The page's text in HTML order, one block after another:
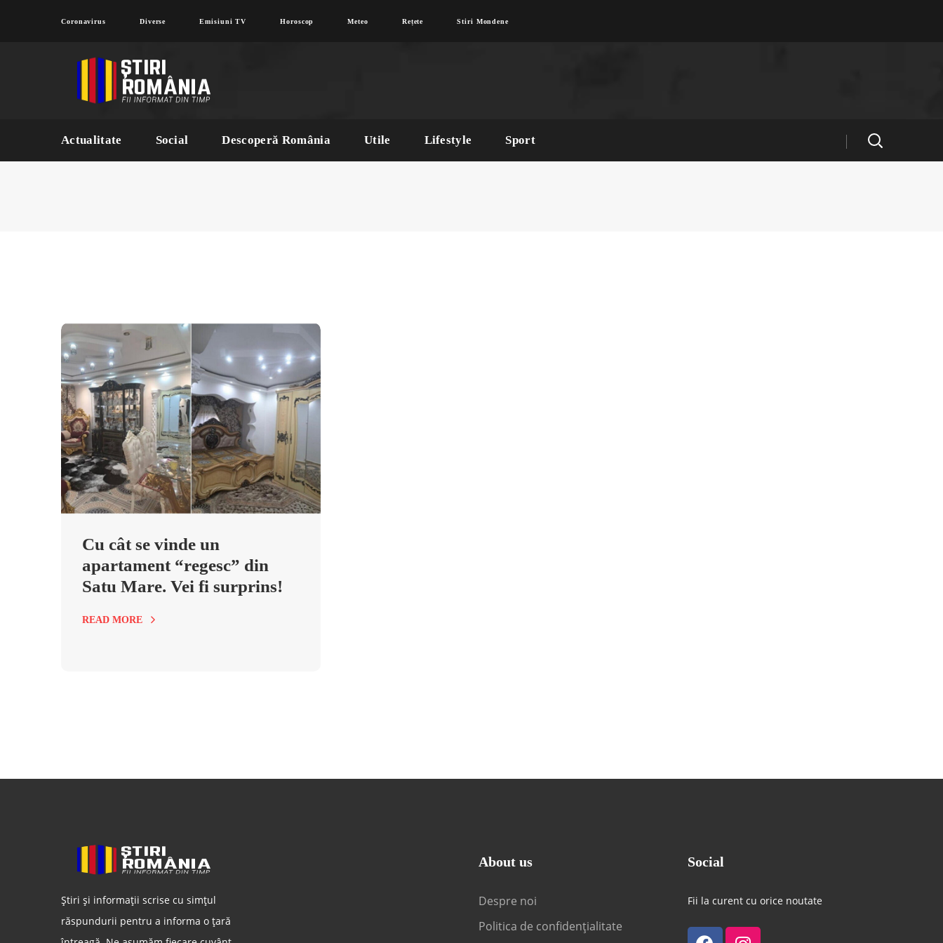
Coronavirus Diverse Emisiuni TV Horoscop Meteo Rețete Stiri Mondene
Actualitate Social Descoperă România Utile Lifestyle Sport
Cu cât se vinde un
apartament “regesc” din
Satu Mare. Vei fi surprins!
READ MORE
Știri și informații scrise cu simțul
răspundurii pentru a informa o țară
About us
Despre noi
Politica de confidențialitate
Social
Fii la curent cu orice noutate